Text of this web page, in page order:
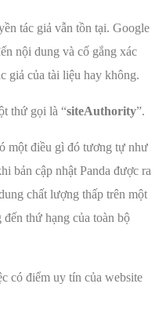
tác giả vẫn tồn tại. Google
nội dung và cố gắng xác
giả của tài liệu hay không.
thứ gọi là “siteAuthority”.
một điều gì đó tương tự như
bản cập nhật Panda được ra
chất lượng thấp trên một
thứ hạng của toàn bộ
có điểm uy tín của website